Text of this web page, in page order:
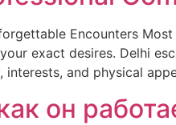
Encounters
exact desires. Delhi
interests, and physical
он